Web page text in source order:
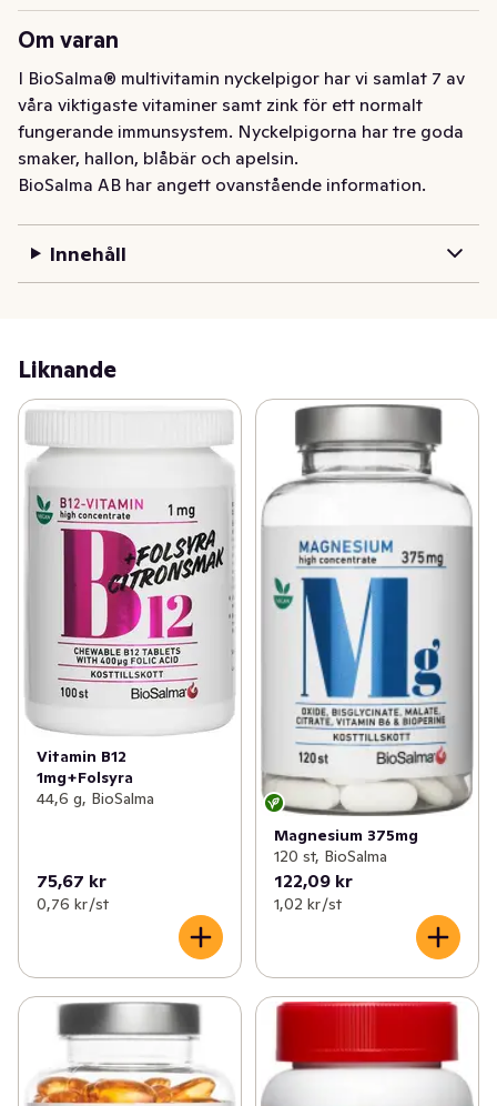
Om varan
I BioSalma® multivitamin nyckelpigor har vi samlat 7 av
våra viktigaste vitaminer samt zink för ett normalt
fungerande immunsystem. Nyckelpigorna har tre goda
smaker, hallon, blåbär och apelsin.
BioSalma AB har angett ovanstående information.
Innehåll
Liknande
Vitamin B12
1mg+Folsyra
44,6 g, BioSalma
75,67 kr
0,76 kr /st
Magnesium 375mg
120 st, BioSalma
122,09 kr
1,02 kr /st